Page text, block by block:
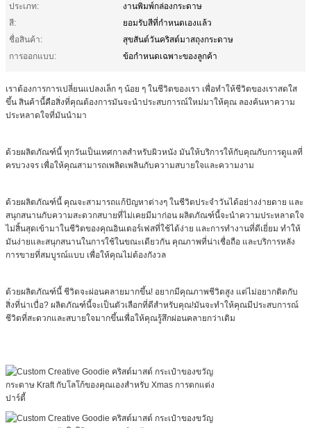
ประเภท:
งานพิมพ์กล่องกระดาษ
สี:
ยอมรับสีที่กำหนดเองแล้ว
ชื่อสินค้า:
สุขสันต์วันคริสต์มาสถุงกระดาษ
การออกแบบ:
ข้อกำหนดเฉพาะของลูกค้า
เราต้องการการเปลี่ยนแปลงเล็ก ๆ น้อย ๆ ในชีวิตของเรา เพื่อทําให้ชีวิตของเราสดใส
ขึ้น สินค้านี้คือสิ่งที่คุณต้องการมันจะนําประสบการณ์ใหม่มาให้คุณ ลองค้นหาความ
ประหลาดใจที่มันนํามา
ด้วยผลิตภัณฑ์นี้ ทุกวันเป็นเทศกาลสําหรับผิวหนัง มันให้บริการให้กับคุณกับการดูแลที่
ครบวงจร เพื่อให้คุณสามารถเพลิดเพลินกับความสบายใจและความงาม
ด้วยผลิตภัณฑ์นี้ คุณจะสามารถแก้ปัญหาต่างๆ ในชีวิตประจําวันได้อย่างง่ายดาย และ
สนุกสนานกับความสะดวกสบายที่ไม่เคยมีมาก่อน ผลิตภัณฑ์นี้จะนําความประหลาดใจ
ไม่สิ้นสุดเข้ามาในชีวิตของคุณอินเตอร์เฟสที่ใช้ได้ง่าย และการทํางานที่ดีเยี่ยม ทําให้
มันง่ายและสนุกสนานในการใช้ในขณะเดียวกัน คุณภาพที่น่าเชื่อถือ และบริการหลัง
การขายที่สมบูรณ์แบบ เพื่อให้คุณไม่ต้องกังวล
ด้วยผลิตภัณฑ์นี้ ชีวิตจะผ่อนคลายมากขึ้น! อยากมีคุณภาพชีวิตสูง แต่ไม่อยากติดกับ
สิ่งที่น่าเบื่อ? ผลิตภัณฑ์นี้จะเป็นตัวเลือกที่ดีสําหรับคุณ!มันจะทําให้คุณมีประสบการณ์
ชีวิตที่สะดวกและสบายใจมากขึ้นเพื่อให้คุณรู้สึกผ่อนคลายกว่าเดิม